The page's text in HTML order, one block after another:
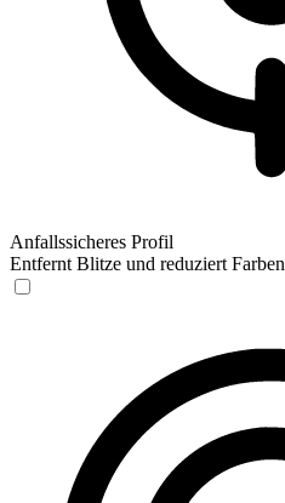
Anfallssicheres Profil
Entfernt Blitze und reduziert Farben